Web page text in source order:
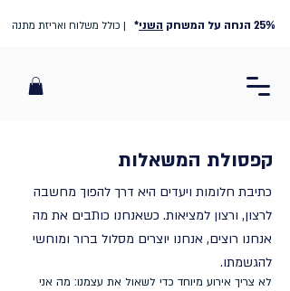
25% הנחה על המשחק השני* | כולל משלוח ואריזת מתנה
קפסולת המשאלות
כתיבת חלומות ויעדים היא דרך להפוך מחשבה
לרצון, ורצון למציאות. כשאנחנו כותבים את מה
אנחנו רוצים, אנחנו יוצרים מסלול ברור ומוחשי
להגשמתו.
לא צריך אירוע מיוחד כדי לשאול את עצמנו: מה אני